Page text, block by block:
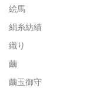
絵馬
絹糸紡績
織り
繭
繭玉御守